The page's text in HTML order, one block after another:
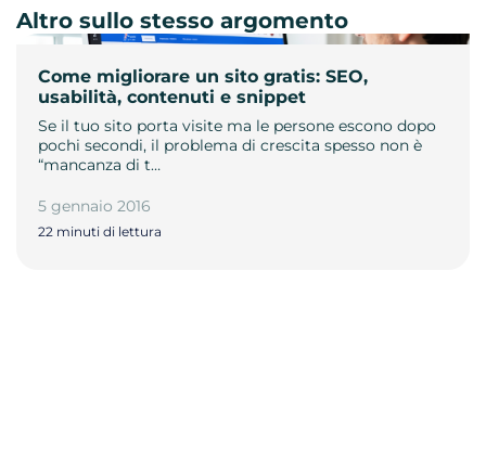
Come migliorare un sito gratis: SEO,
usabilità, contenuti e snippet
Se il tuo sito porta visite ma le persone escono dopo
pochi secondi, il problema di crescita spesso non è
“mancanza di t…
5 gennaio 2016
22 minuti di lettura
Altro sullo stesso argomento